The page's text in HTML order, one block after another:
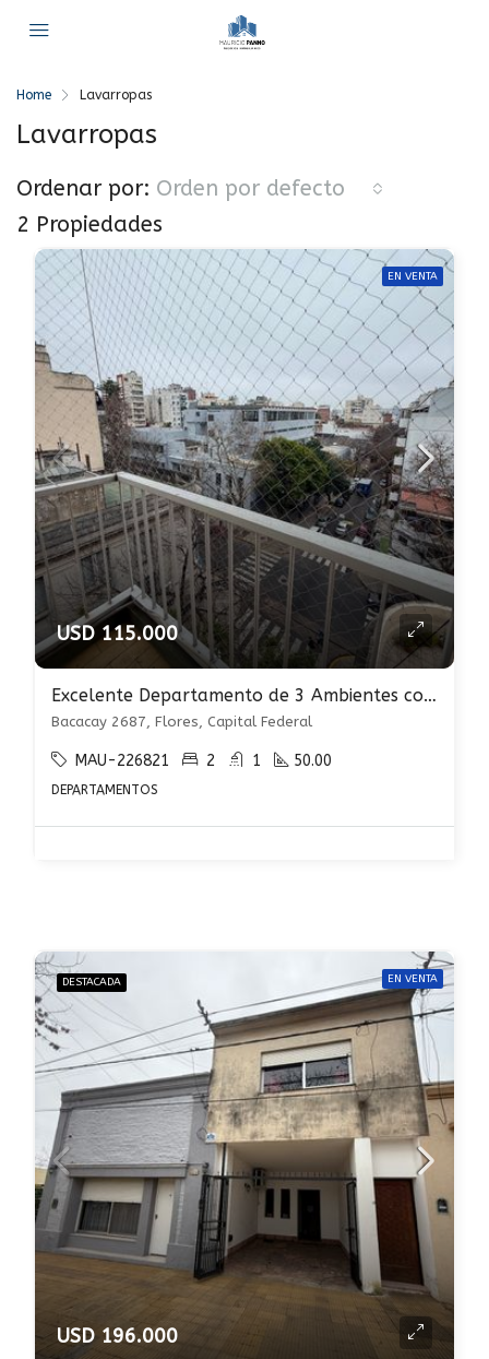
Home Lavarropas
Lavarropas
2 Propiedades
Ordenar por: Orden por defecto
EN VENTA
USD 115.000
Excelente Departamento de 3 Ambientes con Balcón Al Frente en Flores
Bacacay 2687, Flores, Capital Federal
MAU-226821 2 1 50.00
DEPARTAMENTOS
DESTACADA EN VENTA
USD 196.000